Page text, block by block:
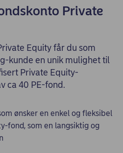
Private
Equity får du som
kunde en unik mulighet til
Private Equity-
ca 40 PE-fond.
ønsker en enkel og fleksibel
fond, som en langsiktig og